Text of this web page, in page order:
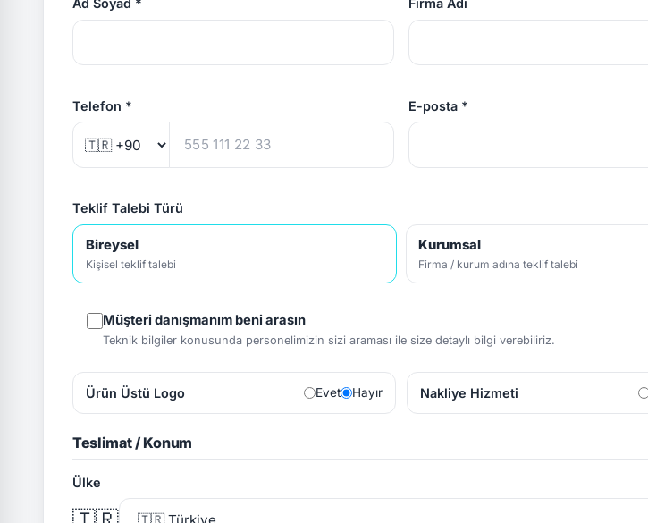
Ad Soyad * Firma Adı
Telefon * E-posta *
Teklif Talebi Türü
Bireysel
Kişisel teklif talebi
Kurumsal
Firma / kurum adına teklif talebi
Müşteri danışmanım beni arasın
Teknik bilgiler konusunda personelimizin sizi araması ile size detaylı bilgi verebiliriz.
Ürün Üstü Logo Evet Hayır Nakliye Hizmeti
Teslimat / Konum
Ülke